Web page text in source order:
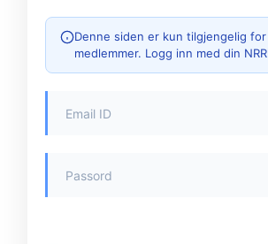
Denne siden er kun tilgjengelig for
medlemmer. Logg inn med din